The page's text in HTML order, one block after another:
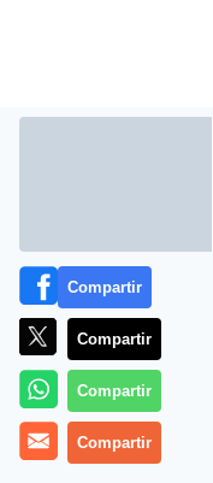
Más información
Compartir
Compartir
Compartir
Compartir